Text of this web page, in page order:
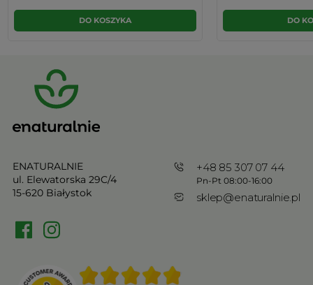
DO KOSZYKA DO
ENATURALNIE
ul. Elewatorska 29C/4
15-620 Białystok
+48 85 307 07 44
Pn-Pt 08:00-16:00
sklep@enaturalnie.pl